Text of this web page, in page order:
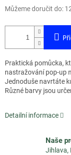
Můžeme doručit do:
Praktická pomůcka,
nastražování pop-up
Jednoduše navrtáte
Různé barvy jsou
Detailní informace
Naše
Jihlava,